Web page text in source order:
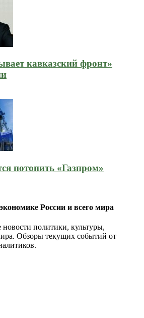
кавказский фронт»
потопить «Газпром»
России и всего мира
политики, культуры,
Обзоры текущих событий от